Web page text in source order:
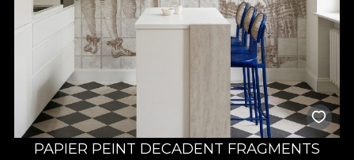
PAPIER PEINT DECADENT FRAGMENTS